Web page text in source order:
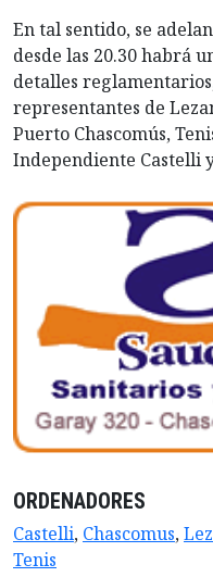
En tal sentido, se
desde las 20.30 habrá
detalles
representantes de
Puerto Chascomús,
Independiente Castelli
ORDENADORES
Castelli, Chascomus,
Tenis